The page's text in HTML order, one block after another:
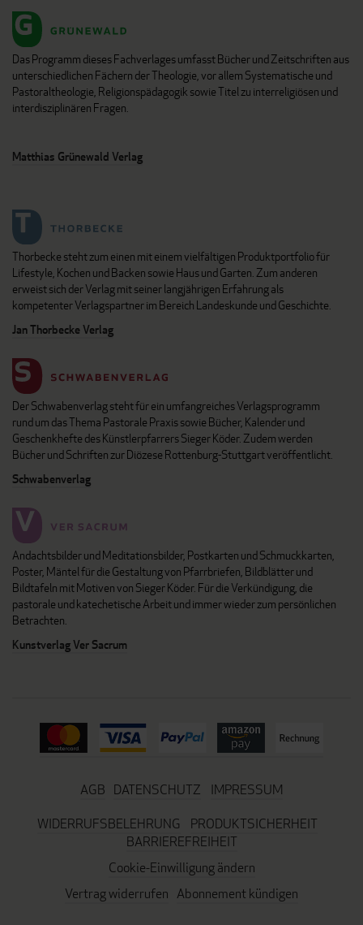
Das Programm dieses Fachverlages umfasst Bücher und Zeitschriften aus
unterschiedlichen Fächern der Theologie, vor allem Systematische und
Pastoraltheologie, Religionspädagogik sowie Titel zu interreligiösen und
interdisziplinären Fragen.
Matthias Grünewald Verlag
Thorbecke steht zum einen mit einem vielfältigen Produktportfolio für
Lifestyle, Kochen und Backen sowie Haus und Garten. Zum anderen
erweist sich der Verlag mit seiner langjährigen Erfahrung als
kompetenter Verlagspartner im Bereich Landeskunde und Geschichte.
Jan Thorbecke Verlag
Der Schwabenverlag steht für ein umfangreiches Verlagsprogramm
rund um das Thema Pastorale Praxis sowie Bücher, Kalender und
Geschenkhefte des Künstlerpfarrers Sieger Köder. Zudem werden
Bücher und Schriften zur Diözese Rottenburg-Stuttgart veröffentlicht.
Schwabenverlag
Andachtsbilder und Meditationsbilder, Postkarten und Schmuckkarten,
Poster, Mäntel für die Gestaltung von Pfarrbriefen, Bildblätter und
Bildtafeln mit Motiven von Sieger Köder. Für die Verkündigung, die
pastorale und katechetische Arbeit und immer wieder zum persönlichen
Betrachten.
Kunstverlag Ver Sacrum
AGB DATENSCHUTZ
IMPRESSUM
WIDERRUFSBELEHRUNG
PRODUKTSICHERHEIT
BARRIEREFREIHEIT
Cookie-Einwilligung ändern
Vertrag widerrufen Abonnement kündigen